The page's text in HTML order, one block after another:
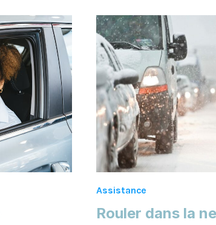
ELLE
INDISPENSABLE
?
Assistance
Rouler dans la